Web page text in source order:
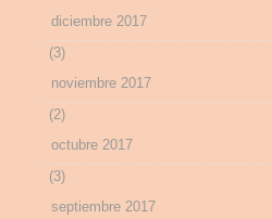
diciembre 2017
(3)
noviembre 2017
(2)
octubre 2017
(3)
septiembre 2017